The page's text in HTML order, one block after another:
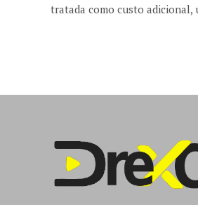
tratada como custo